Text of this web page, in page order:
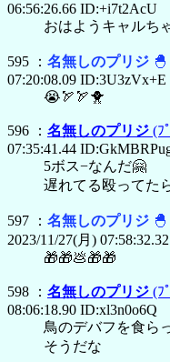
06:56:26.66 ID:+i7t2AcU
おはようキャルち
595 ： 名無しのプリジ 🐣
07:20:08.09 ID:3U3zVx+E
😭🏹🏹🐥
596 ： 名無しのプリジ (ﾌ
07:35:41.44
5ボス−なんだ🤗
遅れてる殴ってた
597 ： 名無しのプリジ 🐣
2023/11/27(月)
🎁🎁💩🎁🎁
598 ： 名無しのプリジ (ﾌ
08:06:18.90 ID:xl3n0o6Q
鳥のデバフを食ら
そうだな